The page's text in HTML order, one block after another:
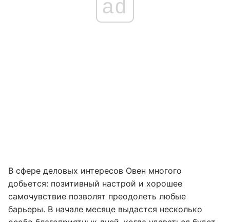
ad
В сфере деловых интересов Овен многого
добьется: позитивный настрой и хорошее
самочувствие позволят преодолеть любые
барьеры. В начале месяце выдастся несколько